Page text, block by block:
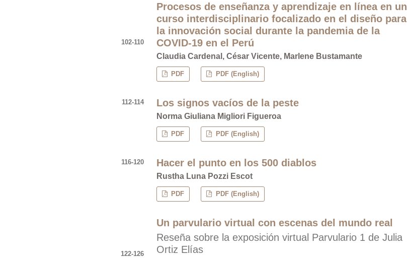
Procesos de enseñanza y aprendizaje en línea en un
curso interdisciplinario focalizado en el diseño para
la innovación social durante la pandemia de la
COVID-19 en el Perú
Claudia Cardenal, César Vicente, Marlene Bustamante
102-110
PDF PDF (English)
Los signos vacíos de la peste
Norma Giuliana Migliori Figueroa
112-114
PDF PDF (English)
Hacer el punto en los 500 diablos
Rustha Luna Pozzi Escot
116-120
PDF PDF (English)
Un parvulario virtual con escenas del mundo real
Reseña sobre la exposición virtual Parvulario 1 de Julia
Ortiz Elías
122-126